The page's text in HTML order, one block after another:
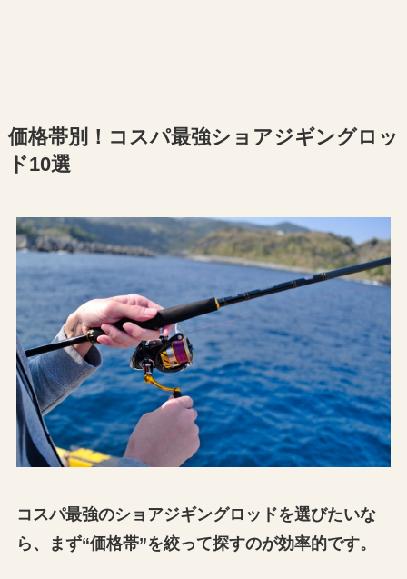
価格帯別！コスパ最強ショアジギングロッ
ド10選
コスパ最強のショアジギングロッドを選びたいな
ら、まず“価格帯”を絞って探すのが効率的です。